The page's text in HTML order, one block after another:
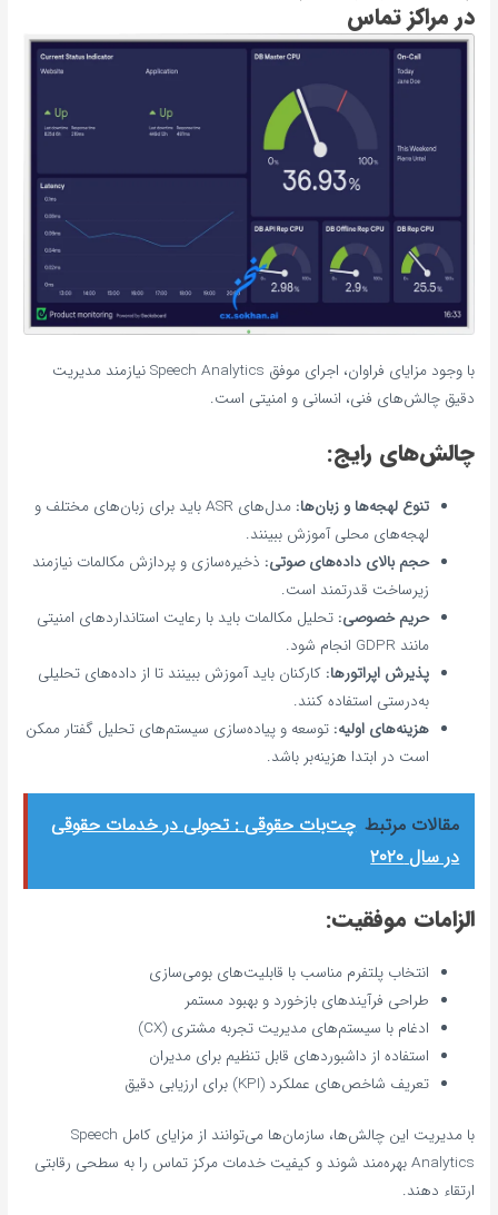
در مراکز تماس
با وجود مزایای فراوان، اجرای موفق Speech Analytics نیازمند مدیریت
دقیق چالش‌های فنی، انسانی و امنیتی است.
چالش‌های رایج:
تنوع لهجه‌ها و زبان‌ها:
مدل‌های ASR باید برای زبان‌های مختلف و
لهجه‌های محلی آموزش ببینند.
حجم بالای داده‌های صوتی: ذخیره‌سازی و پردازش مکالمات نیازمند
زیرساخت قدرتمند است.
حریم خصوصی: تحلیل مکالمات باید با رعایت استانداردهای امنیتی
مانند GDPR انجام شود.
پذیرش اپراتورها: کارکنان باید آموزش ببینند تا از داده‌های تحلیلی
به‌درستی استفاده کنند.
هزینه‌های اولیه: توسعه و پیاده‌سازی سیستم‌های تحلیل گفتار ممکن
است در ابتدا هزینه‌بر باشد.
مقالات مرتبط چت‌بات حقوقی : تحولی در خدمات حقوقی
در سال ۲۰۲۰
الزامات موفقیت:
انتخاب پلتفرم مناسب با قابلیت‌های بومی‌سازی
طراحی فرآیندهای بازخورد و بهبود مستمر
ادغام با سیستم‌های مدیریت تجربه مشتری (CX)
استفاده از داشبوردهای قابل تنظیم برای مدیران
تعریف شاخص‌های عملکرد (KPI) برای ارزیابی دقیق
با مدیریت این چالش‌ها، سازمان‌ها می‌توانند از مزایای کامل Speech
Analytics بهره‌مند شوند و کیفیت خدمات مرکز تماس را به سطحی رقابتی
ارتقاء دهند.